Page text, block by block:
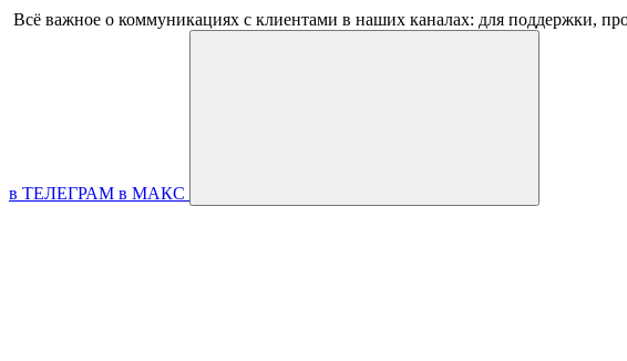
Всё важное о коммуникациях с клиентами в наших каналах: для поддержки,
в ТЕЛЕГРАМ в МАКС